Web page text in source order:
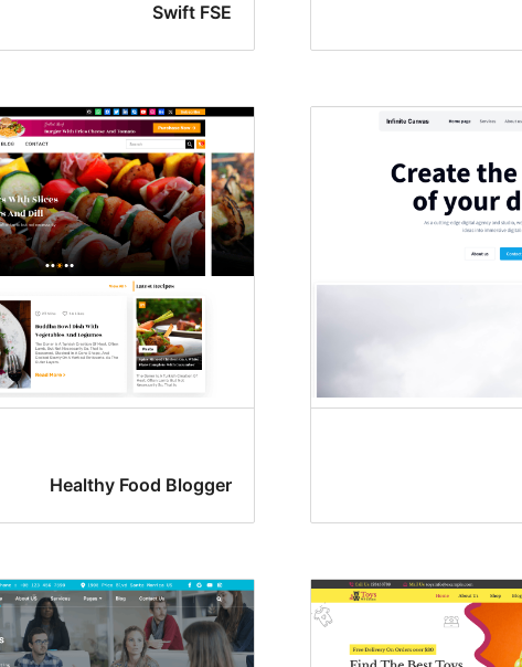
Swift FSE
Healthy Food Blogger